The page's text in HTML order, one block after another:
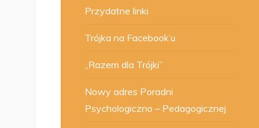
Przydatne linki
Trójka na Facebook’u
„Razem dla Trójki”
Nowy adres Poradni
Psychologiczno – Pedagogicznej